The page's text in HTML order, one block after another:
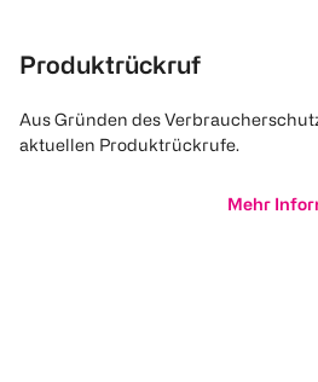
Produktrückruf
Aus Gründen des
aktuellen Produktrückrufe.
Mehr